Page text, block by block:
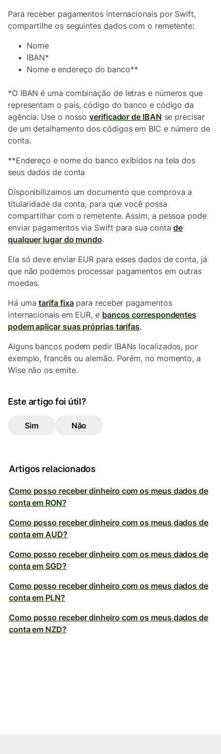
Para receber pagamentos internacionais por Swift,
compartilhe os seguintes dados com o remetente:
Nome
IBAN*
Nome e endereço do banco**
*O IBAN é uma combinação de letras e números que
representam o país, código do banco e código da
agência. Use o nossoverificador de IBAN se precisar
de um detalhamento dos códigos em BIC e número de
conta.
**Endereço e nome do banco exibidos na tela dos
seus dados de conta
Disponibilizamos um documento que comprova a
titularidade da conta, para que você possa
compartilhar com o remetente. Assim, a pessoa pode
enviar pagamentos via Swift para sua contade
qualquer lugar do mundo.
Ela só deve enviar EUR para esses dados de conta, já
que não podemos processar pagamentos em outras
moedas.
Há umatarifa fixapara receber pagamentos
internacionais em EUR, e bancos correspondentes
podem aplicar suas próprias tarifas.
Alguns bancos podem pedir IBANs localizados, por
exemplo, francês ou alemão. Porém, no momento, a
Wise não os emite.
Este artigo foi útil?
Sim Não
Artigos relacionados
Como posso receber dinheiro com os meus dados de
conta em RON?
Como posso receber dinheiro com os meus dados de
conta em AUD?
Como posso receber dinheiro com os meus dados de
conta em SGD?
Como posso receber dinheiro com os meus dados de
conta em PLN?
Como posso receber dinheiro com os meus dados de
conta em NZD?